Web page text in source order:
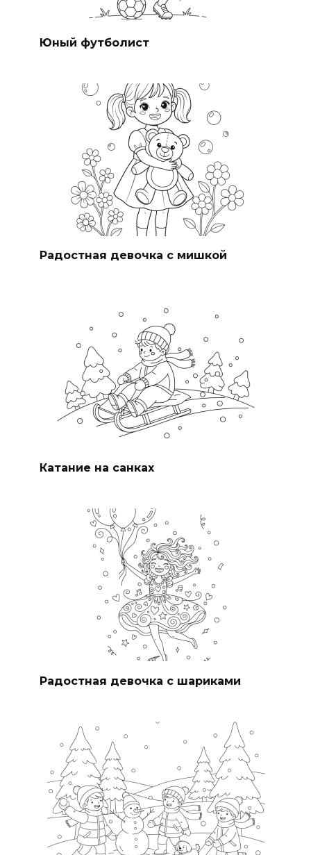
Юный футболист
Радостная девочка с мишкой
Катание на санках
Радостная девочка с шариками